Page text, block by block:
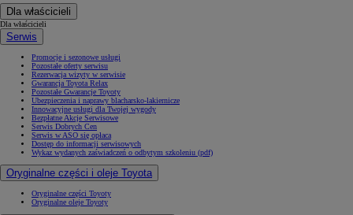
Dla właścicieli
Dla właścicieli
Serwis
Promocje i sezonowe usługi
Pozostałe oferty serwisu
Rezerwacja wizyty w serwisie
Gwarancja Toyota Relax
Pozostałe Gwarancje Toyoty
Ubezpieczenia i naprawy blacharsko-lakiernicze
Innowacyjne usługi dla Twojej wygody
Bezpłatne Akcje Serwisowe
Serwis Dobrych Cen
Serwis w ASO się opłaca
Dostęp do informacji serwisowych
Wykaz wydanych zaświadczeń o odbytym szkoleniu (pdf)
Oryginalne części i oleje Toyota
Oryginalne części Toyoty
Oryginalne oleje Toyoty